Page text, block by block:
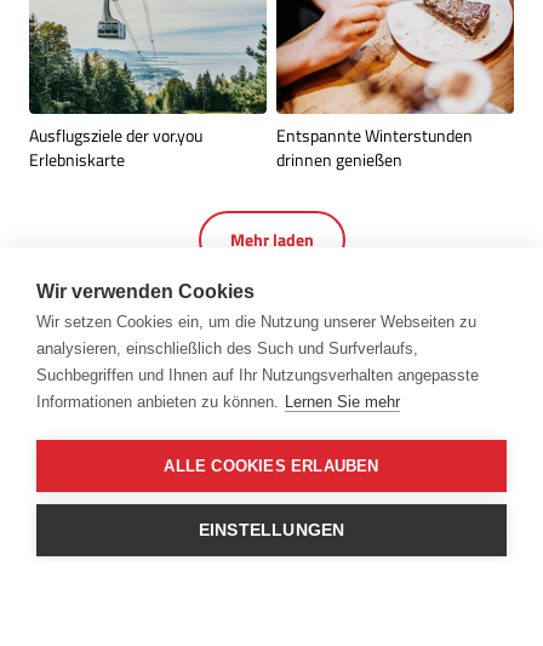
Ausflugsziele der vor.you
Erlebniskarte
Entspannte Winterstunden
drinnen genießen
Mehr laden
Wir verwenden Cookies
Wir setzen Cookies ein, um die Nutzung unserer Webseiten zu
analysieren, einschließlich des Such und Surfverlaufs,
Suchbegriffen und Ihnen auf Ihr Nutzungsverhalten angepasste
Informationen anbieten zu können. Lernen Sie mehr
ALLE COOKIES ERLAUBEN
EINSTELLUNGEN